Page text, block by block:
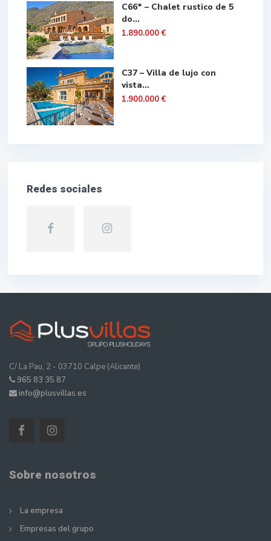
C66* – Chalet rustico de 5
do...
1.890.000 €
C37 – Villa de lujo con
vista...
1.900.000 €
Redes sociales
C/ La Pau, 2 - 03710 Calpe (Alicante)
965 83 35 87
info@plusvillas.es
Sobre nosotros
La empresa
Empresas del grupo